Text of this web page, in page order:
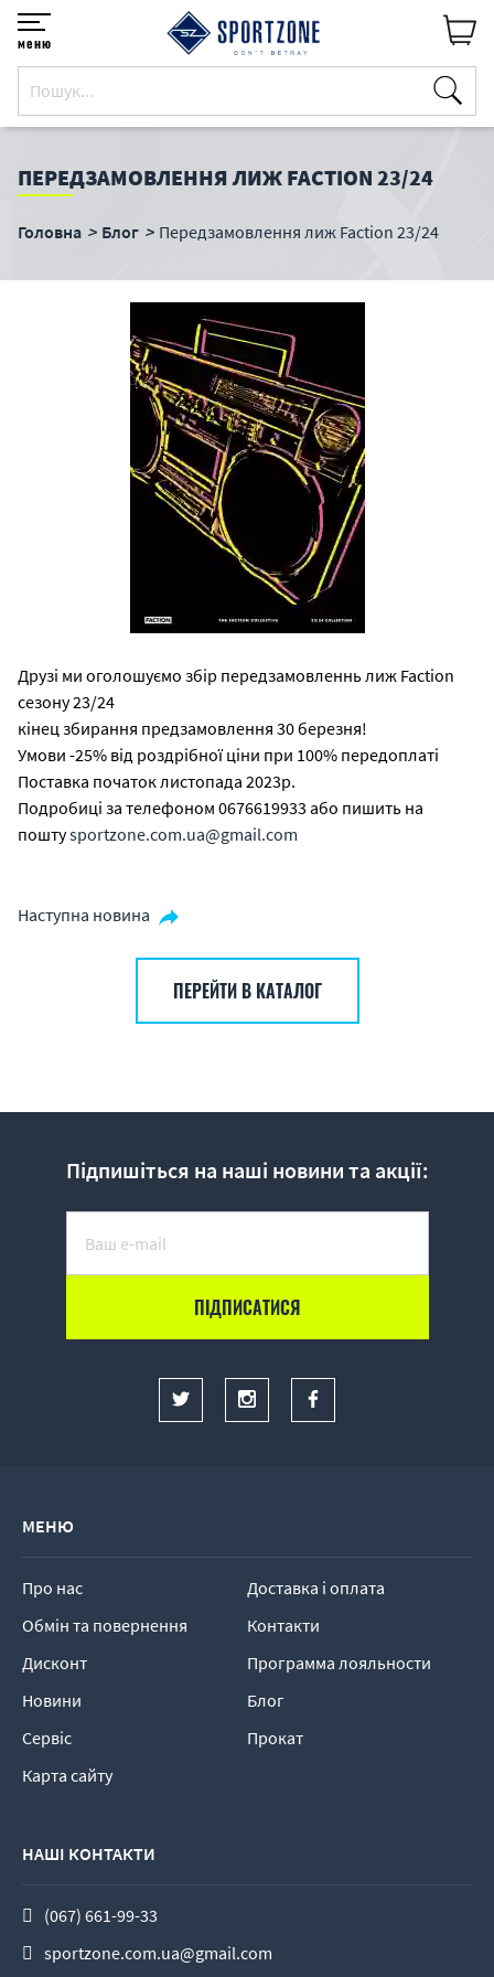
меню
ПЕРЕДЗАМОВЛЕННЯ ЛИЖ FACTION 23/24
Головна Блог Передзамовлення лиж Faction 23/24
Друзі ми оголошуємо збір передзамовленнь лиж Faction
сезону 23/24
кінец збирання предзамовлення 30 березня!
Умови -25% від роздрібної ціни при 100% передоплаті
Поставка початок листопада 2023р.
Подробиці за телефоном 0676619933 або пишить на
поштуsportzone.com.ua@gmail.com
Наступна новина
ПЕРЕЙТИ В КАТАЛОГ
Підпишіться на наші новини та акції:
МЕНЮ
Про нас
Доставка і оплата
Обмін та повернення
Контакти
Дисконт
Программа лояльности
Новини
Блог
Сервіс
Прокат
Карта сайту
НАШІ КОНТАКТИ
(067) 661-99-33
sportzone.com.ua@gmail.com